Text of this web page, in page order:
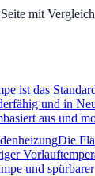
mit
ist das
und in
aus und
Die
und spürbarer